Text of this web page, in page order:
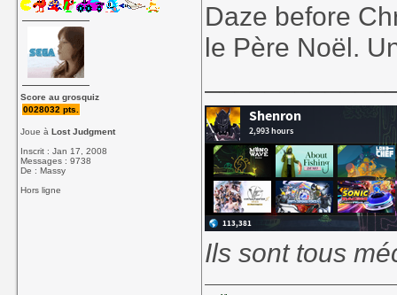
Score au grosquiz
0028032 pts.
Joue àLost Judgment
Inscrit : Jan 17, 2008
Messages : 9738
De : Massy
Hors ligne
Daze before
le Père Noël.
Ils sont tous